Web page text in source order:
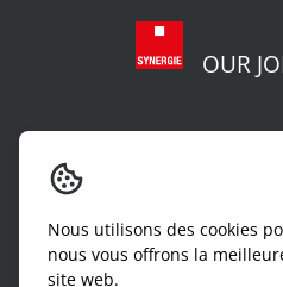
OUR
synergie careers
Nous utilisons des cookies
nous vous offrons la
site web.